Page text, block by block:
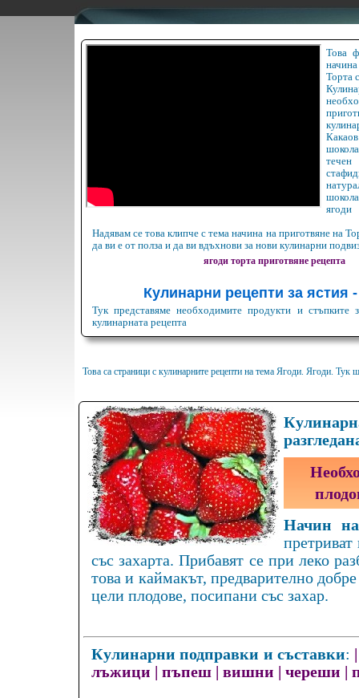
Това
Торта
ягоди
Надявам се това клипче с тема начина на приготвяне на
да ви е от полза и да ви вдъхнови за нови кулинарни
ягоди торта приготвяне рецепта
Кулинарни рецепти за ястия
Тук представяме необходимите продукти и стъпките
кулинарната рецепта
Това са страници с кулинарните рецепти на тема Ягоди. Ягоди. Тук
Начин
със захарта. Прибавят се при леко
това и каймакът, предварително
цели плодове, посипани със захар.
Кулинарни подправки и съставки:
лъжици
пъпеш вишни череши